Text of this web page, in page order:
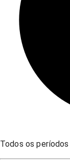
Todos os períodos